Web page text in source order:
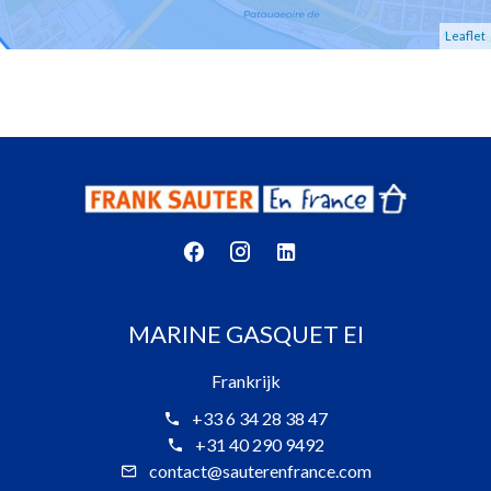
Leaflet
MARINE GASQUET EI
Frankrijk
+33 6 34 28 38 47
+31 40 290 9492
contact@sauterenfrance.com